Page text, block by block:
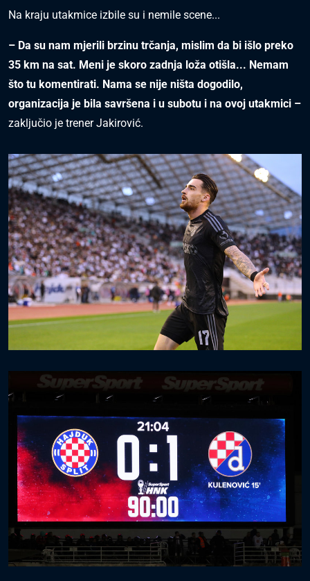
Na kraju utakmice izbile su i nemile scene...
– Da su nam mjerili brzinu trčanja, mislim da bi išlo preko
35 km na sat. Meni je skoro zadnja loža otišla... Nemam
što tu komentirati. Nama se nije ništa dogodilo,
organizacija je bila savršena i u subotu i na ovoj utakmici –
zaključio je trener Jakirović.